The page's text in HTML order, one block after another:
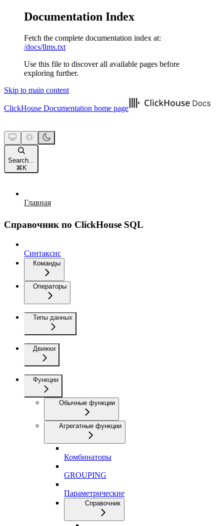
Documentation Index
Fetch the complete documentation index at:
/docs/llms.txt
Use this file to discover all available pages before
exploring further.
Skip to main content
ClickHouse Documentation home page
Search...
⌘ K
Главная
Справочник по ClickHouse SQL
Синтаксис
Команды
Операторы
Типы данных
Движки
Функции
Обычные функции
Агрегатные функции
Комбинаторы
GROUPING
Параметрические
Справочник